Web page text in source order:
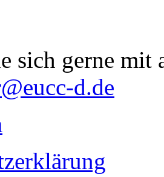
sich gerne mit
d.de